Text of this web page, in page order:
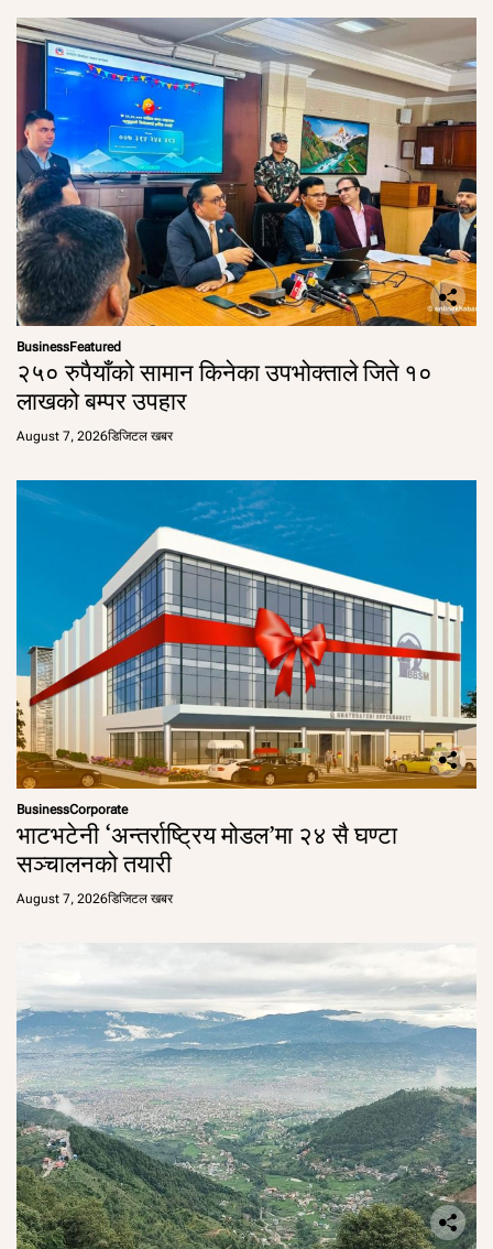
BusinessFeatured
२५० रुपैयाँको सामान किनेका उपभोक्ताले जिते १०
लाखको बम्पर उपहार
August 7, 2026डिजिटल खबर
BusinessCorporate
भाटभटेनी ‘अन्तर्राष्ट्रिय मोडल’मा २४ सै घण्टा
सञ्चालनको तयारी
August 7, 2026डिजिटल खबर